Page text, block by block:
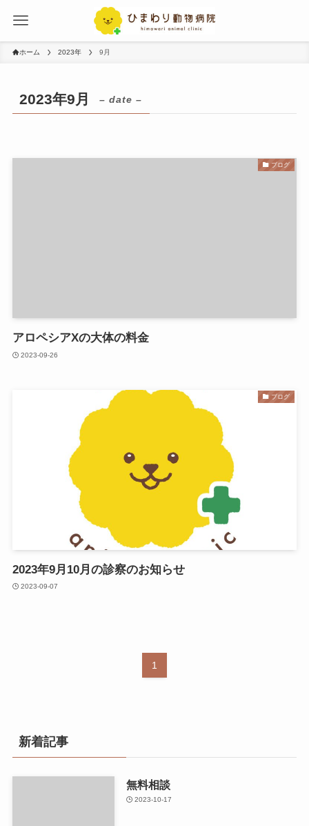
ホーム 2023年 9月
2023年9月 – date –
ブログ
アロペシアXの大体の料金
2023-09-26
ブログ
2023年9月10月の診察のお知らせ
2023-09-07
1
新着記事
無料相談
2023-10-17